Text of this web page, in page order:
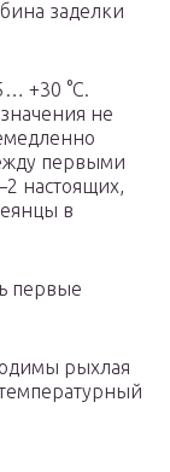
заделки
+30 °C.
не
первыми
настоящих,
в
первые
рыхлая